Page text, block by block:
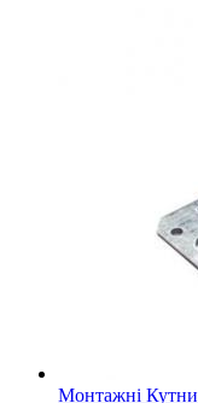
Монтажні